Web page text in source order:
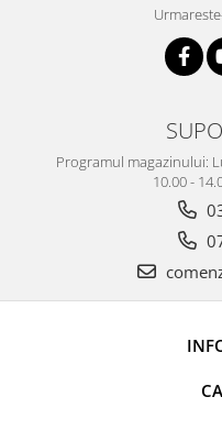
Programul magazinului:
10.00 -